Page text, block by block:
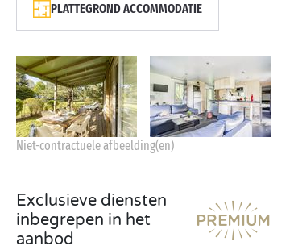
PLATTEGROND ACCOMMODATIE
Niet-contractuele afbeelding(en)
Exclusieve diensten
inbegrepen in het
aanbod